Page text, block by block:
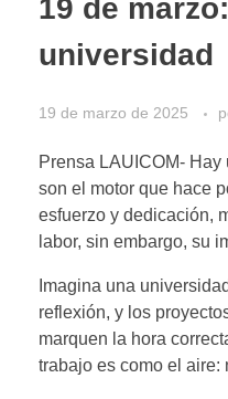
19 de
universidad
19 de marzo de 2025
Prensa LAUICOM-
son el motor que hace
esfuerzo y dedicación,
labor, sin embargo, su
Imagina una
reflexión, y los
marquen la hora
trabajo es como el aire: